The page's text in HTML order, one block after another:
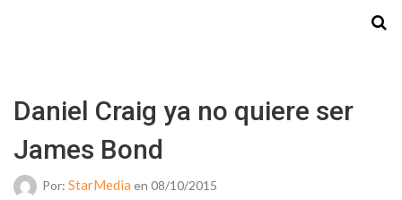
Daniel Craig ya no quiere ser
James Bond
Por: StarMedia en 08/10/2015